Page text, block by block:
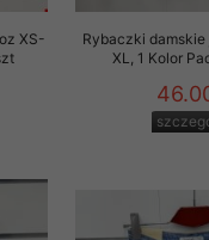
XS-
Rybaczki
XL, 1 Kolor
potwierdzi
Sklepu.